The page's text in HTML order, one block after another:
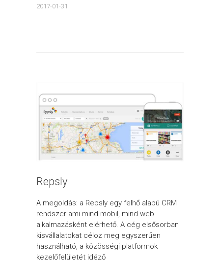
2017-01-31
Repsly
A megoldás: a Repsly egy felhő alapú CRM
rendszer ami mind mobil, mind web
alkalmazásként elérhető. A cég elsősorban
kisvállalatokat céloz meg egyszerűen
használható, a közösségi platformok
kezelőfelületét idéző